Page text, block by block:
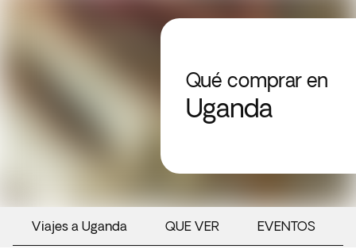
Qué comprar en
Uganda
Viajes a Uganda QUE VER EVENTOS